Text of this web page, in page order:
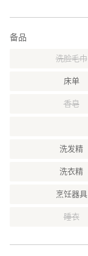
备品
洗脸毛巾
床单
香皂
洗发精
洗衣精
烹饪器具
睡衣